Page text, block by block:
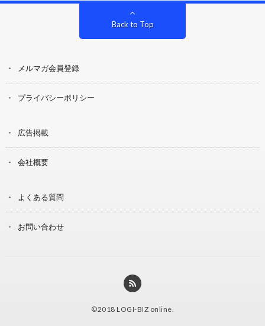
Back to Top
メルマガ会員登録
プライバシーポリシー
広告掲載
会社概要
よくある質問
お問い合わせ
©2018 LOGI-BIZ online